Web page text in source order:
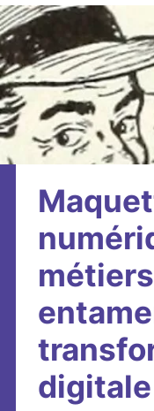
digitale